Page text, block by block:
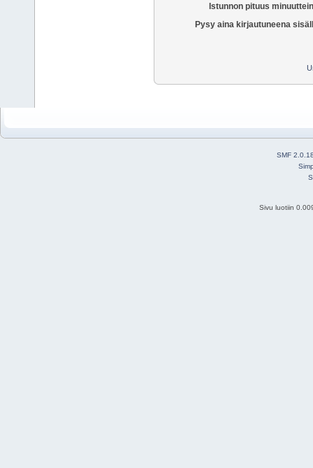
Istunnon pituus
Pysy aina kirjautuneena
SMF
Sivu luotiin